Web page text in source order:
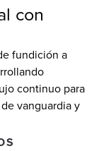
con
fundición a
continuo para
vanguardia y